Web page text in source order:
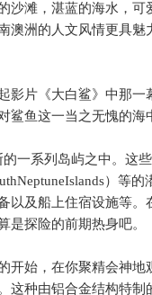
沙滩，湛蓝的海水，可
澳洲的人文风情更具魅
片《大白鲨》中那一
鲨鱼这一当之无愧的海
的一系列岛屿之中。这
）等的
以及船上住宿设施等。
探险的前期热身吧。
始，在你聚精会神地
这种由铝合金结构特制